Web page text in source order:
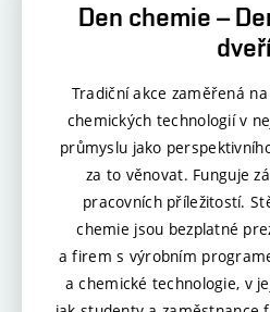
Den chemie –
Tradiční akce zaměřená
chemických technologií v
průmyslu jako
za to věnovat. Funguje
pracovních příležitostí.
chemie jsou bezplatné
a firem s výrobním
a chemické technologie, v